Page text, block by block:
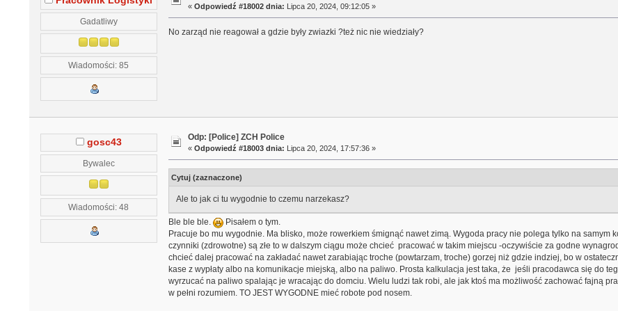
Gadatliwy
Wiadomości: 85
«Odpowiedź #18002 dnia: Lipca 20, 2024, 09:12:05 »
No zarząd nie reagował a gdzie były zwiazki ?też nic nie wiedziały?
gosc43
Bywalec
Wiadomości: 48
Odp: [Police] ZCH Police
«Odpowiedź #18003 dnia: Lipca 20, 2024, 17:57:36 »
Cytuj (zaznaczone)
Ale to jak ci tu wygodnie to czemu narzekasz?
Ble ble ble.
Pisałem o tym.
Pracuje bo mu wygodnie. Ma blisko, może rowerkiem śmignąć nawet zimą. Wygoda pracy nie polega tylko na
czynniki (zdrowotne) są złe to w dalszym ciągu może chcieć pracować w takim miejscu -oczywiście za godne
chcieć dalej pracować na zakładać nawet zarabiając troche (powtarzam, troche) gorzej niż gdzie indziej, bo w
kase z wypłaty albo na komunikacje miejską, albo na paliwo. Prosta kalkulacja jest taka, że jeśli pracodawca się do
wyrzucać na paliwo spalając je wracając do domciu. Wielu ludzi tak robi, ale jak ktoś ma możliwość zachować fajną
w pełni rozumiem. TO JEST WYGODNE mieć robote pod nosem.